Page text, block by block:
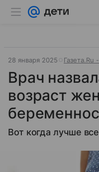
28 января 2025 Газета.Ru
Врач
возраст
Вот когда лучше